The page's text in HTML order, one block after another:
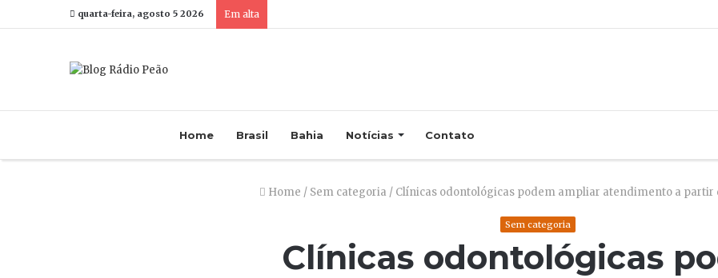
quarta-feira, agosto 5 2026 Em alta
Home Brasil Bahia Notícias Contato
Home / Sem categoria / Clínicas odontológicas podem ampliar atendimento a partir
Sem categoria
Clínicas odontológicas